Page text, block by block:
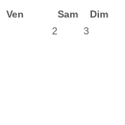
Ven Sam
Dim
2 3